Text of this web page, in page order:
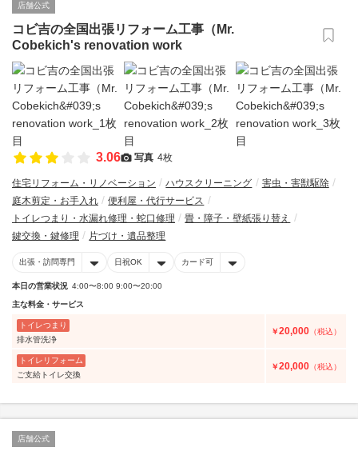
店舗公式
コビ吉の全国出張リフォーム工事（Mr.
Cobekich's renovation work
3.06 写真 4枚
住宅リフォーム・リノベーション ハウスクリーニング
害虫・害獣駆除
庭木剪定・お手入れ
便利屋・代行サービス
トイレつまり・水漏れ修理・蛇口修理
畳・障子・壁紙張り替え
鍵交換・鍵修理
片づけ・遺品整理
出張・訪問専門 日祝OK カード可
本日の営業状況 4:00〜8:00 9:00〜20:00
主な料金・サービス
トイレつまり
排水管洗浄
￥20,000 （税込）
トイレリフォーム
ご支給トイレ交換
￥20,000 （税込）
店舗公式